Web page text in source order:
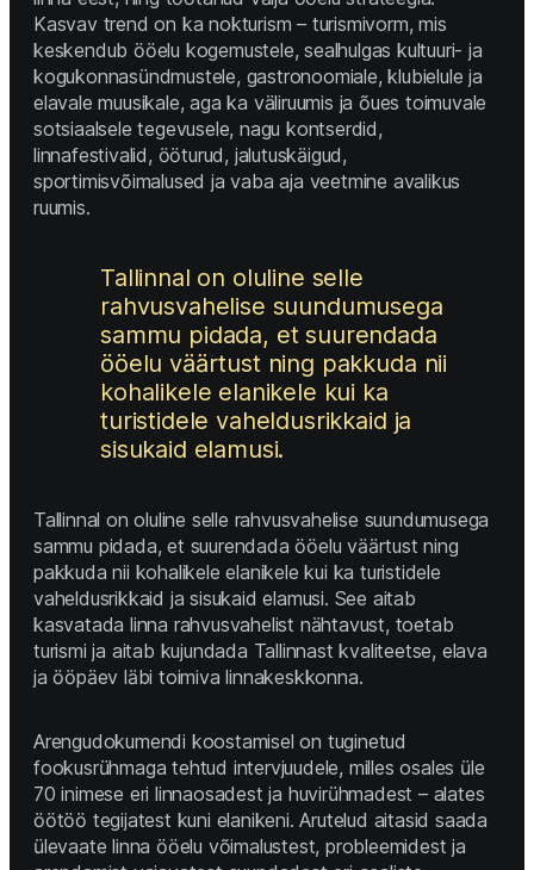
Kasvav trend on ka nokturism – turismivorm, mis
keskendub ööelu kogemustele, sealhulgas kultuuri- ja
kogukonnasündmustele, gastronoomiale, klubielule ja
elavale muusikale, aga ka väliruumis ja õues toimuvale
sotsiaalsele tegevusele, nagu kontserdid,
linnafestivalid, ööturud, jalutuskäigud,
sportimisvõimalused ja vaba aja veetmine avalikus
ruumis.
Tallinnal on oluline selle
rahvusvahelise suundumusega
sammu pidada, et suurendada
ööelu väärtust ning pakkuda nii
kohalikele elanikele kui ka
turistidele vaheldusrikkaid ja
sisukaid elamusi.
Tallinnal on oluline selle rahvusvahelise suundumusega
sammu pidada, et suurendada ööelu väärtust ning
pakkuda nii kohalikele elanikele kui ka turistidele
vaheldusrikkaid ja sisukaid elamusi. See aitab
kasvatada linna rahvusvahelist nähtavust, toetab
turismi ja aitab kujundada Tallinnast kvaliteetse, elava
ja ööpäev läbi toimiva linnakeskkonna.
Arengudokumendi koostamisel on tuginetud
fookusrühmaga tehtud intervjuudele, milles osales üle
70 inimese eri linnaosadest ja huvirühmadest – alates
öötöö tegijatest kuni elanikeni. Arutelud aitasid saada
ülevaate linna ööelu võimalustest, probleemidest ja